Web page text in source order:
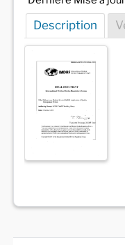
Description